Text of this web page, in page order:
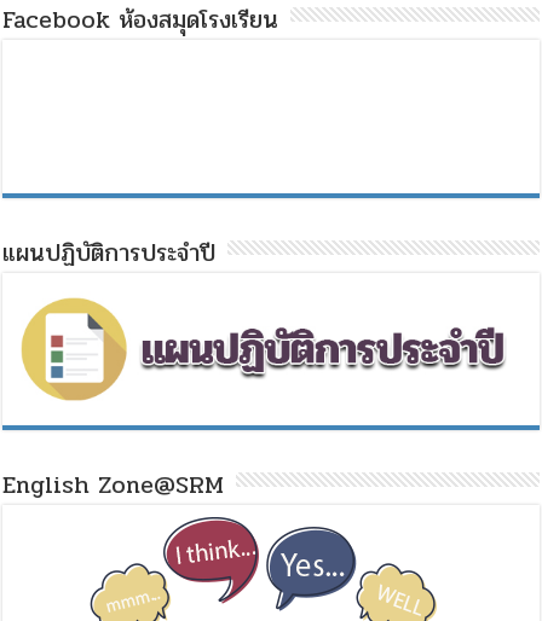
Facebook ห้องสมุดโรงเรียน
แผนปฏิบัติการประจำปี
English Zone@SRM